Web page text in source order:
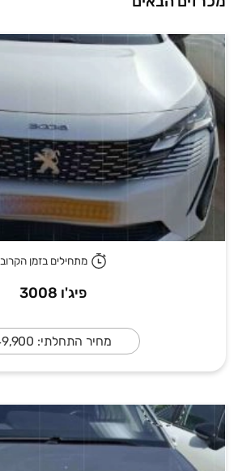
מתחילים בזמן הקרוב
פיג'ו 3008
מחיר התחלתי: 49,900